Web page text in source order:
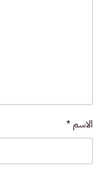
الاسم *